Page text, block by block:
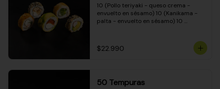
10 (Pollo teriyaki - queso crema -
envuelto en sésamo) 10 (Kanikama -
palta - envuelto en sésamo) 10
cebollín - envuelto en masa tempura)
10 (Pimentón - queso crema - cebollín
$22.990
50 Tempuras